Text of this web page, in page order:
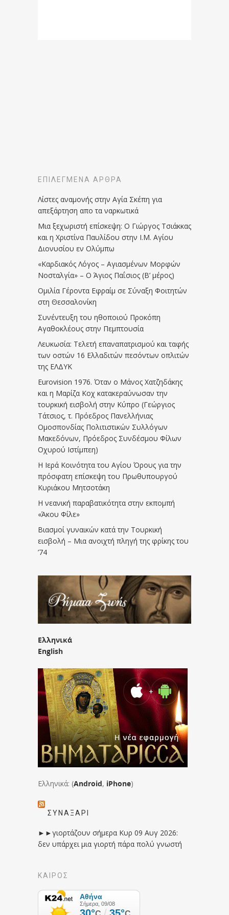
ΕΠΙΛΕΓΜΈΝΑ ΆΡΘΡΑ
Λίστες αναμονής στην Αγία Σκέπη για
απεξάρτηση απο τα ναρκωτικά
Μια ξεχωριστή επίσκεψη: Ο Γιώργος Τσιάκκας
και η Χριστίνα Παυλίδου στην Ι.Μ. Αγίου
Διονυσίου εν Ολύμπω
«Καρδιακός Λόγος – Αγιασμένων Μορφών
Νοσταλγία» – Ο Άγιος Παΐσιος (Β’ μέρος)
Ομιλία Γέροντα Εφραίμ σε Σύναξη Φοιτητών
στη Θεσσαλονίκη
Συνέντευξη του ηθοποιού Προκόπη
Αγαθοκλέους στην Πεμπτουσία
Λευκωσία: Τελετή επαναπατρισμού και ταφής
των οστών 16 Ελλαδιτών πεσόντων οπλιτών
της ΕΛΔΥΚ
Eurovision 1976. Όταν ο Μάνος Χατζηδάκης
και η Μαρίζα Κοχ κατακεραύνωσαν την
τουρκική εισβολή στην Κύπρο (Γεώργιος
Τάτσιος, τ. Πρόεδρος Πανελλήνιας
Ομοσπονδίας Πολιτιστικών Συλλόγων
Μακεδόνων, Πρόεδρος Συνδέσμου Φίλων
Οχυρού Ιστίμπεη)
Η Ιερά Κοινότητα του Αγίου Όρους για την
πρόσφατη επίσκεψη του Πρωθυπουργού
Κυριάκου Μητσοτάκη
Η νεανική παραβατικότητα στην εκπομπή
«Άκου Φίλε»
Βιασμοί γυναικών κατά την Τουρκική
εισβολή – Μια ανοιχτή πληγή της φρίκης του
’74
Ελληνικά
English
Ελληνικά: (Android, iPhone)
ΣΥΝΑΞΆΡΙ
►►γιορτάζουν σήμερα Κυρ 09 Αυγ 2026:
δεν υπάρχει μια γιορτή πάρα πολύ γνωστή
ΚΑΙΡΟΣ